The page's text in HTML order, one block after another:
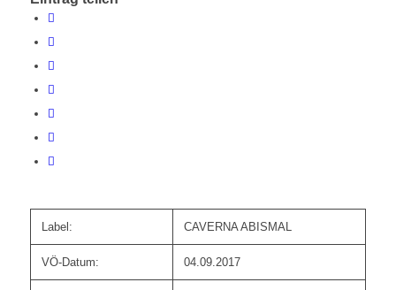
Label: CAVERNA ABISMAL
VÖ-Datum: 04.09.2017